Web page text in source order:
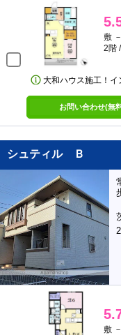
敷
2階
大和ハウス施工！イ
お問い合わせ(無
シュティル Ｂ
敷